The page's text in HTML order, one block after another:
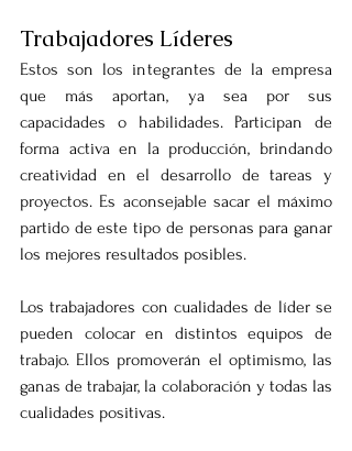
Trabajadores Líderes
Estos son los integrantes de la empresa
que más aportan, ya sea por sus
capacidades o habilidades. Participan de
forma activa en la producción, brindando
creatividad en el desarrollo de tareas y
proyectos. Es aconsejable sacar el máximo
partido de este tipo de personas para ganar
los mejores resultados posibles.
Los trabajadores con cualidades de líder se
pueden colocar en distintos equipos de
trabajo. Ellos promoverán el optimismo, las
ganas de trabajar, la colaboración y todas las
cualidades positivas.